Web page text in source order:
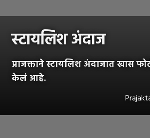
स्टायलिश अंदाज
प्राजक्ताने स्टायलिश अंदाजात खास
केलं आहे.